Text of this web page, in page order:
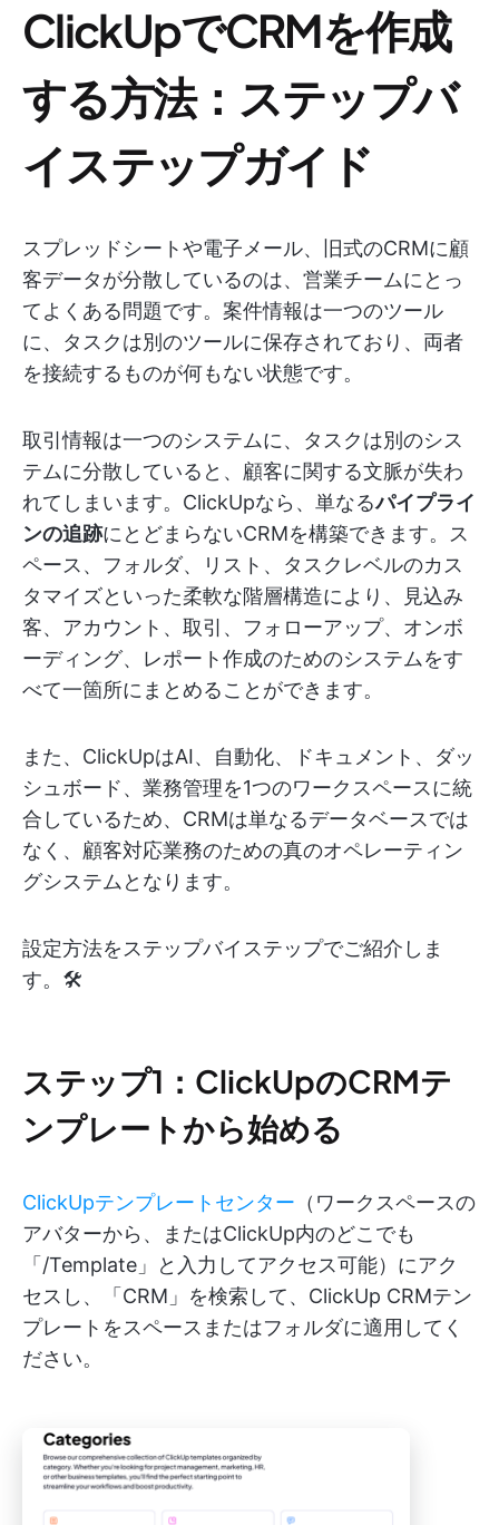
ClickUpでCRMを作成
する方法：ステップバ
イステップガイド
スプレッドシートや電子メール、旧式のCRMに顧
客データが分散しているのは、営業チームにとっ
てよくある問題です。案件情報は一つのツール
に、タスクは別のツールに保存されており、両者
を接続するものが何もない状態です。
取引情報は一つのシステムに、タスクは別のシス
テムに分散していると、顧客に関する文脈が失わ
れてしまいます。ClickUpなら、単なるパイプライ
ンの追跡にとどまらないCRMを構築できます。ス
ペース、フォルダ、リスト、タスクレベルのカス
タマイズといった柔軟な階層構造により、見込み
客、アカウント、取引、フォローアップ、オンボ
ーディング、レポート作成のためのシステムをす
べて一箇所にまとめることができます。
また、ClickUpはAI、自動化、ドキュメント、ダッ
シュボード、業務管理を1つのワークスペースに統
合しているため、CRMは単なるデータベースでは
なく、顧客対応業務のための真のオペレーティン
グシステムとなります。
設定方法をステップバイステップでご紹介しま
す。🛠️
ステップ1：ClickUpのCRMテ
ンプレートから始める
ClickUpテンプレートセンター （ワークスペースの
アバターから、またはClickUp内のどこでも
「/Template」と入力してアクセス可能）にアク
セスし、「CRM」を検索して、ClickUp CRMテン
プレートをスペースまたはフォルダに適用してく
ださい。